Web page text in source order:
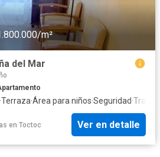
m²
del Mar
·Terraza·Área para niños·Seguridad·
en Toctoc Ver en detalle